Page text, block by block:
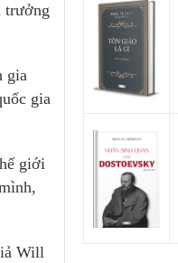
trưởng
gia
gia
giới
Will